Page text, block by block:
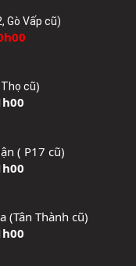
Gò Vấp cũ)
Thọ cũ)
( P17 cũ)
(Tân Thành cũ)